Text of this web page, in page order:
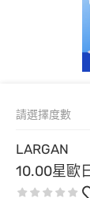
LARGAN
10.00星歐
請選擇度數